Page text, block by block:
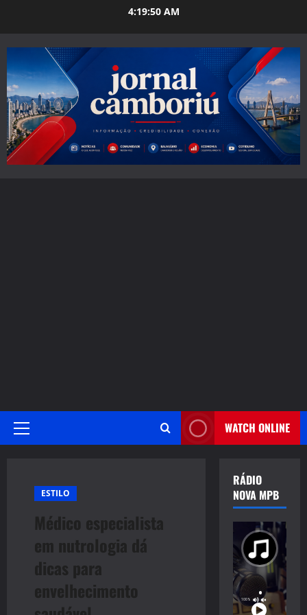
4:19:51 AM
Primary
WATCH ONLINE
ESTILO
Médico especialista
em nutrologia dá
dicas para
envelhecimento
RÁDIO
NOVA MPB